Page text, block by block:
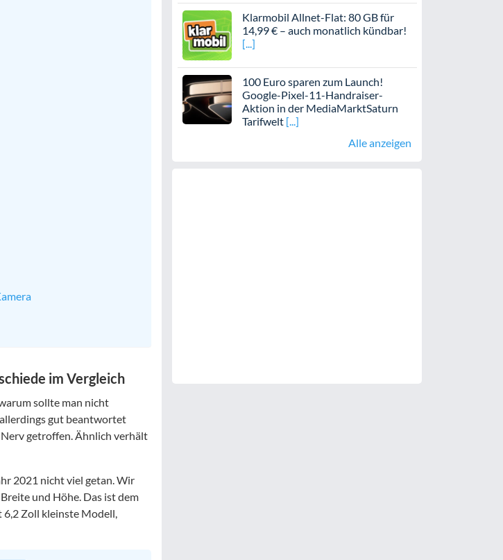
im Vergleich
sollte man nicht
allerdings gut beantwortet
getroffen. Ähnlich verhält
2021 nicht viel getan. Wir
und Höhe. Das ist dem
6,2 Zoll kleinste Modell,
Klarmobil Allnet-Flat: 80 GB für
14,99 € – auch monatlich kündbar!
100 Euro sparen zum Launch!
Google-Pixel-11-Handraiser-
Aktion in der MediaMarktSaturn
Tarifwelt
Alle anzeigen